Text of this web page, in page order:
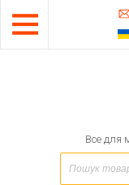
Все для